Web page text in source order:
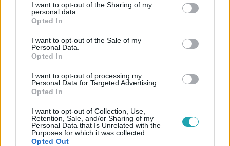
not limited to your visit or usage behaviour. You may click to
grant or deny consent to Google and its third-party tags to
use your data for below specified purposes in below Google
consent section.
I want to opt-out of the Sharing of my
personal data.
Opted In
I want to opt-out of the Sale of my
Personal Data.
Opted In
I want to opt-out of processing my
Personal Data for Targeted Advertising.
Opted In
I want to opt-out of Collection, Use,
Retention, Sale, and/or Sharing of my
Personal Data that Is Unrelated with the
Purposes for which it was collected.
Opted Out
Népszerű